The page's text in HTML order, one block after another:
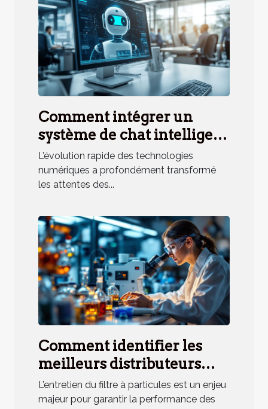
Comment intégrer un
système de chat intelligent
à votre stratégie de service
client ?
L’évolution rapide des technologies
numériques a profondément transformé
les attentes des...
Comment identifier les
meilleurs distributeurs
d'additifs pour filtres à
particules ?
L’entretien du filtre à particules est un enjeu
majeur pour garantir la performance des